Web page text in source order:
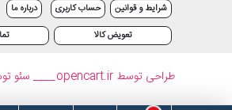
شرایط و قوانین حساب کاربری درباره ما
تعویض کالا
طراحی توسط opencart.ir ____ سئو